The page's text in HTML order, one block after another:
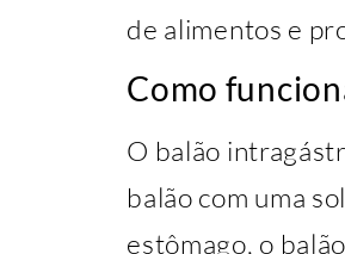
de alimentos e
Como
O balão
balão com uma
estômago, o